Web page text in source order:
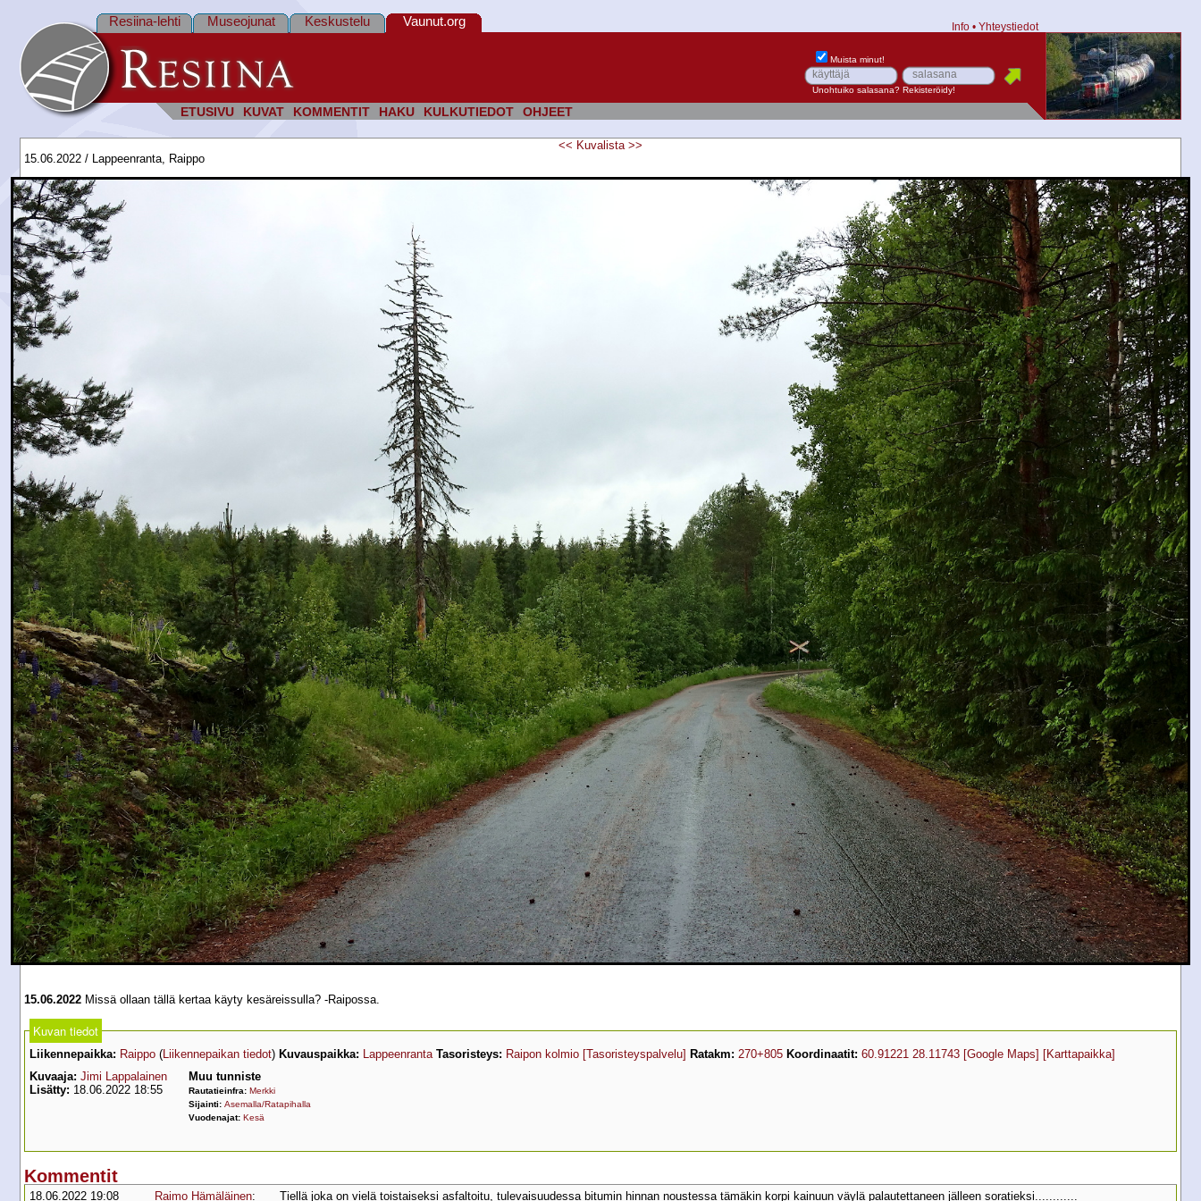
ETUSIVU KUVAT KOMMENTIT HAKU KULKUTIEDOT OHJEET
Resiina-lehti Museojunat Keskustelu Vaunut.org Info • Yhteystiedot
Muista minut!
Unohtuiko salasana? Rekisteröidy!
<< Kuvalista >>
15.06.2022 / Lappeenranta, Raippo
15.06.2022 Missä ollaan tällä kertaa käyty kesäreissulla? -Raipossa.
Kuvan tiedot
Liikennepaikka: Raippo (Liikennepaikan tiedot) Kuvauspaikka: Lappeenranta Tasoristeys: Raipon kolmio [Tasoristeyspalvelu] Ratakm: 270+805 Koordinaatit: 60.91221 28.11743 [Google Maps] [Karttapaikka]
Kuvaaja: Jimi Lappalainen
Lisätty: 18.06.2022 18:55
Muu tunniste
Rautatieinfra: Merkki
Sijainti: Asemalla/Ratapihalla
Vuodenajat: Kesä
Kommentit
18.06.2022 19:08 Raimo Hämäläinen: Tiellä joka on vielä toistaiseksi asfaltoitu, tulevaisuudessa bitumin hinnan noustessa tämäkin korpi kainuun väylä palautettaneen jälleen soratieksi............